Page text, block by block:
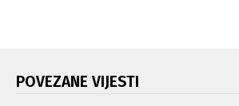
POVEZANE VIJESTI